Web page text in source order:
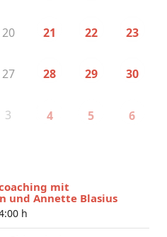
20 21 22 23
27 28 29 30
3 4 5 6
mit
und Annette Blasius
h